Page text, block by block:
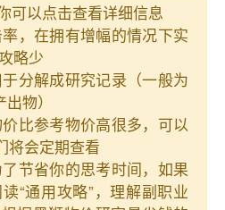
可以点击查看详细信息
，在拥有增幅的情况下实
略少
分解成研究记录（一般为
物）
比参考物价高很多，可以
将会定期查看
节省你的思考时间，如果
“通用攻略”，理解副职业